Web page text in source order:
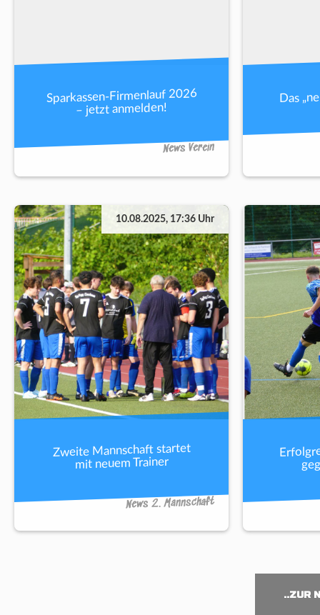
Sparkassen-Firmenlauf 2026
– jetzt anmelden!
News Verein
Das
10.08.2025, 17:36 Uhr
Zweite Mannschaft startet
mit neuem Trainer
News 2. Mannschaft
..ZUR